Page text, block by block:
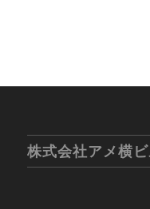
株式会社アメ横